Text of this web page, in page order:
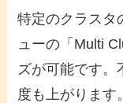
特定のクラスタ
ューの「Multi
ズが可能です。
度も上がります。